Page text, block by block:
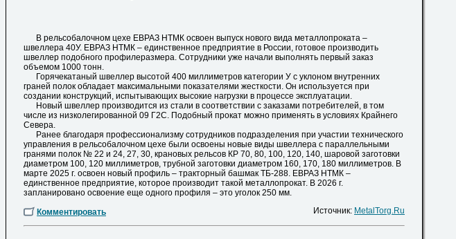
В рельсобалочном цехе ЕВРАЗ НТМК освоен выпуск нового вида металлопроката –
швеллера 40У. ЕВРАЗ НТМК – единственное предприятие в России, готовое производить
швеллер подобного профилеразмера. Сотрудники уже начали выполнять первый заказ
объемом 1000 тонн.
Горячекатаный швеллер высотой 400 миллиметров категории У с уклоном внутренних
граней полок обладает максимальными показателями жесткости. Он используется при
создании конструкций, испытывающих высокие нагрузки в процессе эксплуатации.
Новый швеллер производится из стали в соответствии с заказами потребителей, в том
числе из низколегированной 09 Г2С. Подобный прокат можно применять в условиях Крайнего
Севера.
Ранее благодаря профессионализму сотрудников подразделения при участии технического
управления в рельсобалочном цехе были освоены новые виды швеллера с параллельными
гранями полок № 22 и 24, 27, 30, крановых рельсов КР 70, 80, 100, 120, 140, шаровой заготовки
диаметром 100, 120 миллиметров, трубной заготовки диаметром 160, 170, 180 миллиметров. В
марте 2025 г. освоен новый профиль – тракторный башмак ТБ-288. ЕВРАЗ НТМК –
единственное предприятие, которое производит такой металлопрокат. В 2026 г.
запланировано освоение еще одного профиля – это уголок 250 мм.
Комментировать
Источник: MetalTorg.Ru